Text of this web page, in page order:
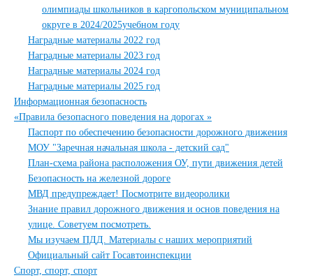
олимпиады школьников в каргопольском муниципальном
округе в 2024/2025учебном году
Наградные материалы 2022 год
Наградные материалы 2023 год
Наградные материалы 2024 год
Наградные материалы 2025 год
Информационная безопасность
«Правила безопасного поведения на дорогах »
Паспорт по обеспечению безопасности дорожного движения
МОУ "Заречная начальная школа - детский сад"
План-схема района расположения ОУ, пути движения детей
Безопасность на железной дороге
МВД предупреждает! Посмотрите видеоролики
Знание правил дорожного движения и основ поведения на
улице. Советуем посмотреть.
Мы изучаем ПДД. Материалы с наших мероприятий
Официальный сайт Госавтоинспекции
Спорт, спорт, спорт